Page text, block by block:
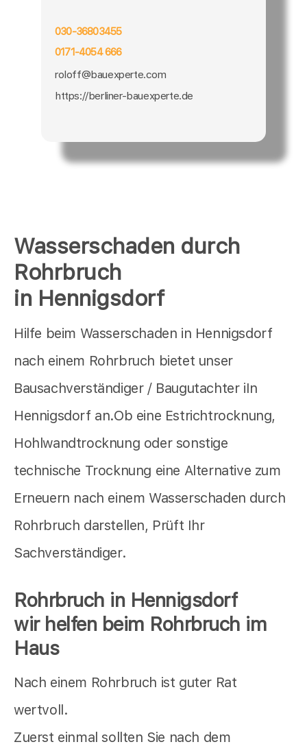
Wasserschaden durch
Rohrbruch
in Hennigsdorf
Hilfe beim Wasserschaden in Hennigsdorf
nach einem Rohrbruch bietet unser
Bausachverständiger / Baugutachter iIn
Hennigsdorf an.Ob eine Estrichtrocknung,
Hohlwandtrocknung oder sonstige
technische Trocknung eine Alternative zum
Erneuern nach einem Wasserschaden durch
Rohrbruch darstellen, Prüft Ihr
Sachverständiger.
Rohrbruch in Hennigsdorf
wir helfen beim Rohrbruch im
Haus
Nach einem Rohrbruch ist guter Rat
wertvoll.
Zuerst einmal sollten Sie nach dem
030-36803455
0171-4054 666
roloff@bauexperte.com
https://berliner-bauexperte.de